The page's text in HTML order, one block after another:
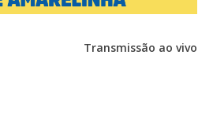
Transmissão ao vivo